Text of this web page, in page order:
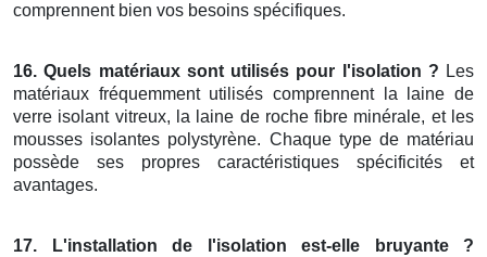
comprennent bien vos besoins spécifiques.
16. Quels matériaux sont utilisés pour l'isolation ? Les
matériaux fréquemment utilisés comprennent la laine de
verre isolant vitreux, la laine de roche fibre minérale, et les
mousses isolantes polystyrène. Chaque type de matériau
possède ses propres caractéristiques spécificités et
avantages.
17. L'installation de l'isolation est-elle bruyante ?